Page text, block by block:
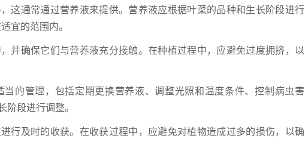
这通常通过营养液来提供。营养液应根据叶菜的品种和生长阶段进行
宜的范围内。
并确保它们与营养液充分接触。在种植过程中，应避免过度拥挤，以
的管理，包括定期更换营养液、调整光照和温度条件、控制病虫害
段进行调整。
行及时的收获。在收获过程中，应避免对植物造成过多的损伤，以确